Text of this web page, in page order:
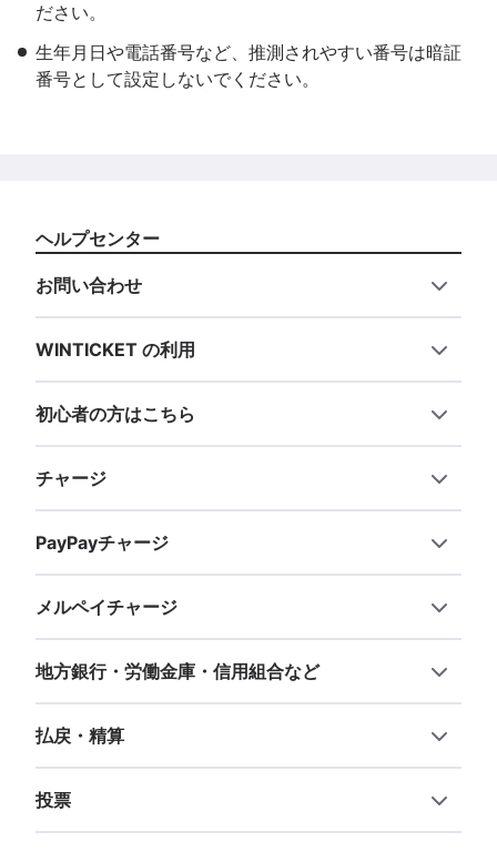
ださい。
生年月日や電話番号など、推測されやすい番号は暗証
番号として設定しないでください。
ヘルプセンター
お問い合わせ
WINTICKET の利用
初心者の方はこちら
チャージ
PayPayチャージ
メルペイチャージ
地方銀行・労働金庫・信用組合など
払戻・精算
投票